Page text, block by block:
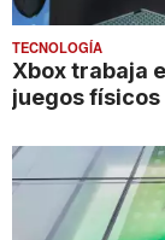
TECNOLOGÍA
Xbox trabaja
juegos